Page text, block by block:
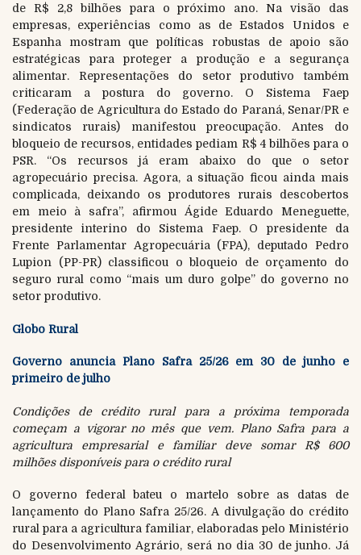
de R$ 2,8 bilhões para o próximo ano. Na visão das
empresas, experiências como as de Estados Unidos e
Espanha mostram que políticas robustas de apoio são
estratégicas para proteger a produção e a segurança
alimentar. Representações do setor produtivo também
criticaram a postura do governo. O Sistema Faep
(Federação de Agricultura do Estado do Paraná, Senar/PR e
sindicatos rurais) manifestou preocupação. Antes do
bloqueio de recursos, entidades pediam R$ 4 bilhões para o
PSR. “Os recursos já eram abaixo do que o setor
agropecuário precisa. Agora, a situação ficou ainda mais
complicada, deixando os produtores rurais descobertos
em meio à safra”, afirmou Ágide Eduardo Meneguette,
presidente interino do Sistema Faep. O presidente da
Frente Parlamentar Agropecuária (FPA), deputado Pedro
Lupion (PP-PR) classificou o bloqueio de orçamento do
seguro rural como “mais um duro golpe” do governo no
setor produtivo.
Globo Rural
Governo anuncia Plano Safra 25/26 em 30 de junho e
primeiro de julho
Condições de crédito rural para a próxima temporada
começam a vigorar no mês que vem. Plano Safra para a
agricultura empresarial e familiar deve somar R$ 600
milhões disponíveis para o crédito rural
O governo federal bateu o martelo sobre as datas de
lançamento do Plano Safra 25/26. A divulgação do crédito
rural para a agricultura familiar, elaboradas pelo Ministério
do Desenvolvimento Agrário, será no dia 30 de junho. Já